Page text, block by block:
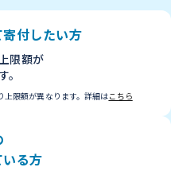
寄付したい方
限額が
上限額が異なります。詳細はこちら
る方